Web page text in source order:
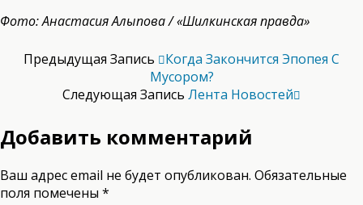
Фото: Анастасия Алыпова / «Шилкинская правда»
Предыдущая Запись
Когда Закончится Эпопея С
Мусором?
Следующая Запись Лента Новостей
Добавить комментарий
Ваш адрес email не будет опубликован. Обязательные
поля помечены *